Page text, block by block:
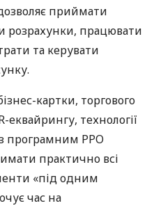
приймати
розрахунки, працювати
та керувати
картки, торгового
еквайрингу, технології
з програмним РРО
практично всі
«під одним
час на